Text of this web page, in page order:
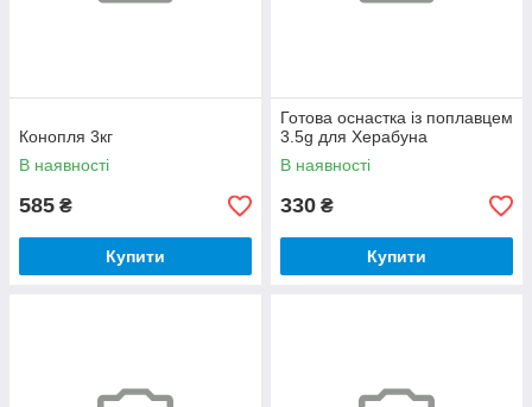
Конопля 3кг
В наявності
585 ₴
Купити
Готова оснастка із поплавцем
3.5g для Херабуна
В наявності
330 ₴
Купити